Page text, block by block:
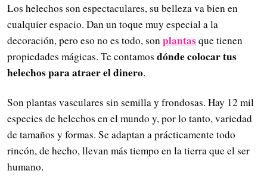
Los helechos son espectaculares, su belleza va bien en
cualquier espacio. Dan un toque muy especial a la
decoración, pero eso no es todo, son plantasque tienen
propiedades mágicas. Te contamos dónde colocar tus
helechos para atraer el dinero.
Son plantas vasculares sin semilla y frondosas. Hay 12 mil
especies de helechos en el mundo y, por lo tanto, variedad
de tamaños y formas. Se adaptan a prácticamente todo
rincón, de hecho, llevan más tiempo en la tierra que el ser
humano.